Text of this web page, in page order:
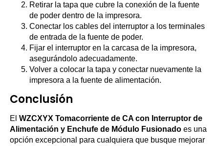
Retirar la tapa que cubre la conexión de la fuente
de poder dentro de la impresora.
Conectar los cables del interruptor a los terminales
de entrada de la fuente de poder.
Fijar el interruptor en la carcasa de la impresora,
asegurándolo adecuadamente.
Volver a colocar la tapa y conectar nuevamente la
impresora a la fuente de alimentación.
Conclusión
El WZCXYX Tomacorriente de CA con Interruptor de
Alimentación y Enchufe de Módulo Fusionado es una
opción excepcional para cualquiera que busque mejorar